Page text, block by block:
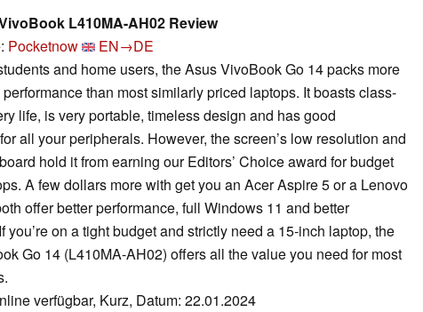
L410MA-AH02 Review
Pocketnow
EN→DE
and home users, the Asus VivoBook Go 14 packs more
than most similarly priced laptops. It boasts class-
life, is very portable, timeless design and has good
all your peripherals. However, the screen’s low resolution and
hold it from earning our Editors’ Choice award for budget
A few dollars more with get you an Acer Aspire 5 or a Lenovo
offer better performance, full Windows 11 and better
you’re on a tight budget and strictly need a 15-inch laptop, the
Go 14 (L410MA-AH02) offers all the value you need for most
verfügbar, Kurz, Datum: 22.01.2024